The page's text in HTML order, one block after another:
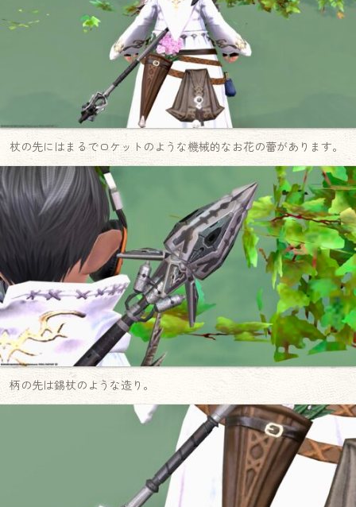
杖の先にはまるでロケットのような機械的なお花の蕾があります。
柄の先は錫杖のような造り。